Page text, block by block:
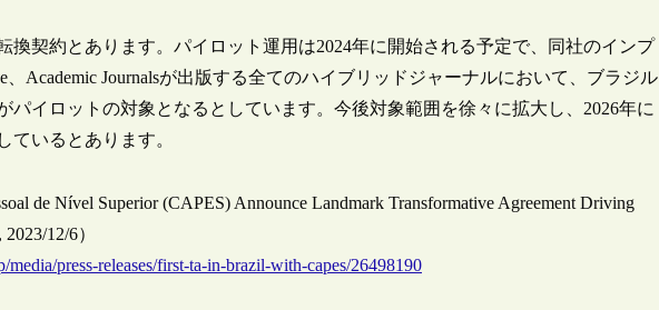
換契約とあります。パイロット運用は2024年に開始される予定で、同社のインプ
、Academic Journalsが出版する全てのハイブリッドジャーナルにおいて、ブラジル
パイロットの対象となるとしています。今後対象範囲を徐々に拡大し、2026年に
ているとあります。
de Nível Superior (CAPES) Announce Landmark Transformative Agreement Driving
12/6）
press-releases/first-ta-in-brazil-with-capes/26498190